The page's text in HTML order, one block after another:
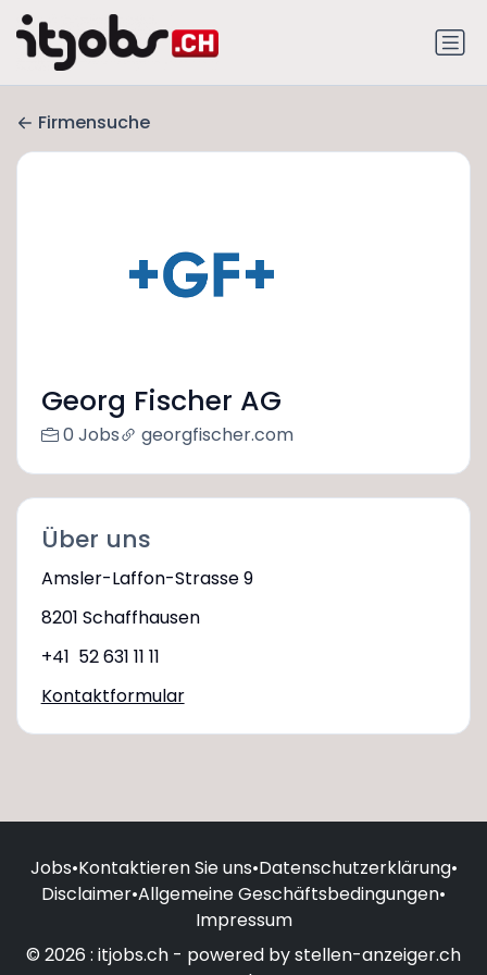
Firmensuche
Georg Fischer AG
0 Jobs georgfischer.com
Über uns
Amsler-Laffon-Strasse 9
8201 Schaffhausen
+41 52 631 11 11
Kontaktformular
Jobs•Kontaktieren Sie uns•Datenschutzerklärung•
Disclaimer•Allgemeine Geschäftsbedingungen•
Impressum
© 2026 : itjobs.ch - powered by stellen-anzeiger.ch